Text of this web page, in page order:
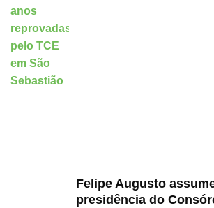
Felipe Augusto
presidência do